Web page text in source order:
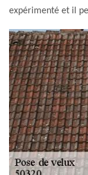
expérimenté et il